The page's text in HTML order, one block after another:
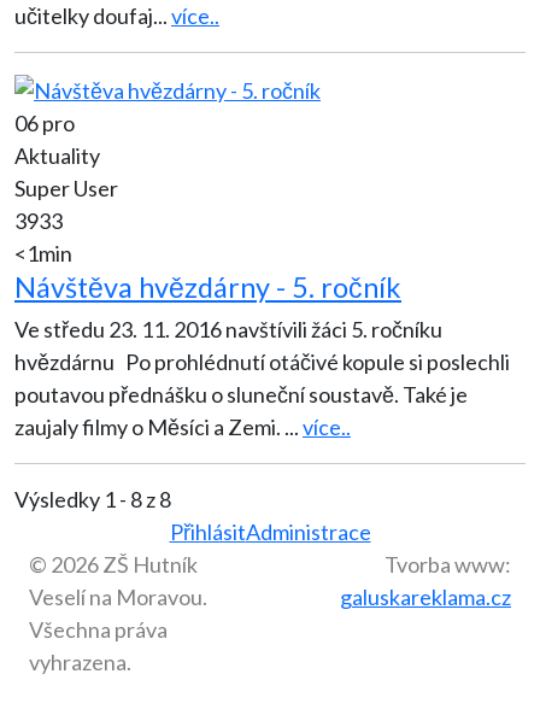
učitelky doufaj...více..
06 pro
Aktuality
Super User
3933
<1min
Návštěva hvězdárny - 5. ročník
Ve středu 23. 11. 2016 navštívili žáci 5. ročníku
hvězdárnu Po prohlédnutí otáčivé kopule si poslechli
poutavou přednášku o sluneční soustavě. Také je
zaujaly filmy o Měsíci a Zemi. ...více..
Výsledky 1 - 8 z 8
PřihlásitAdministrace
© 2026 ZŠ Hutník
Veselí na Moravou.
Všechna práva
vyhrazena.
Tvorba www:
galuskareklama.cz